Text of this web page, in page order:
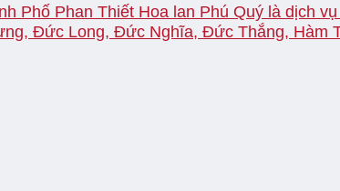
Phố Phan Thiết Hoa lan Phú Quý là dịch
Đức Long, Đức Nghĩa, Đức Thắng, Hàm